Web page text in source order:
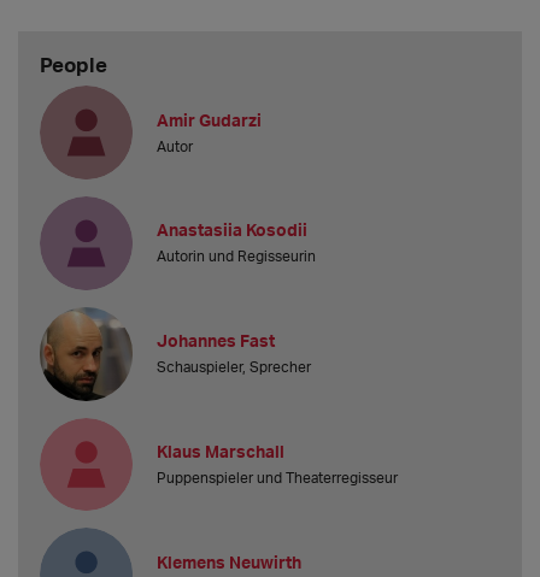
People
Amir Gudarzi
Autor
Anastasiia Kosodii
Autorin und Regisseurin
Johannes Fast
Schauspieler, Sprecher
Klaus Marschall
Puppenspieler und Theaterregisseur
Klemens Neuwirth